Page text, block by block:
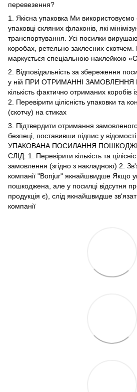
перевезення?
1. Якісна упаковка Ми використовуємо
упаковці скляних флаконів, які
транспортування. Усі посилки
коробах, ретельно заклеєних
маркується спеціальною наклейкою
2. Відповідальність за збереження
у ній ПРИ ОТРИМАННІ ЗАМОВЛЕННЯ
кількість фактично отриманих коробів
2. Перевірити цілісність упаковки та
(скотчу) на стиках
3. Підтвердити отримання
безпеці, поставивши підпис у
УПАКОВАНА ПОСИЛАННЯ
СЛІД: 1. Перевірити кількість та
замовлення (згідно з накладною) 2.
компанії "Bonjur" якнайшвидше Якщо
пошкоджена, але у посилці відсутня
продукція є), слід якнайшвидше
компанії